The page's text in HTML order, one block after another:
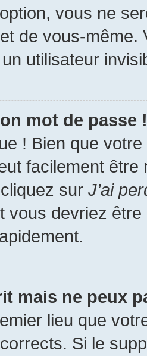
vous ne
de vous-
utilisateur
mot de passe !
! Bien que
facilement
sur J’ai
vous devriez
mais ne peux
lieu que
Si le